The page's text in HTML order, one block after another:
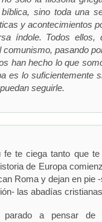
sino toda una
y acontecimientos
índole. Todos ellos,
comunismo, pasando
han hecho lo que
es lo suficientemente
seguirle.
fe te ciega tanto que
de Europa
Roma y dejan en pie
las abadías
a pensar de